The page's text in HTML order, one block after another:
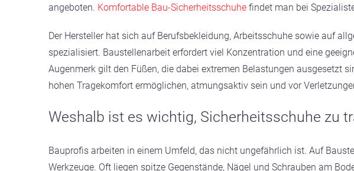
angeboten. Komfortable Bau-Sicherheitsschuhe findet man bei
Der Hersteller hat sich auf Berufsbekleidung, Arbeitsschuhe sowie auf
spezialisiert. Baustellenarbeit erfordert viel Konzentration und eine
Augenmerk gilt den Füßen, die dabei extremen Belastungen ausgesetzt
hohen Tragekomfort ermöglichen, atmungsaktiv sein und vor
Weshalb ist es wichtig, Sicherheitsschuhe zu
Bauprofis arbeiten in einem Umfeld, das nicht ungefährlich ist. Auf
Werkzeuge. Oft liegen spitze Gegenstände, Nägel und Schrauben am